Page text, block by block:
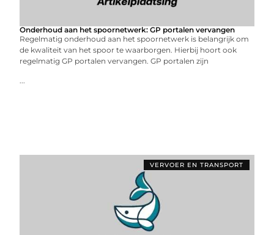
Onderhoud aan het spoornetwerk: GP portalen vervangen
Regelmatig onderhoud aan het spoornetwerk is belangrijk om
de kwaliteit van het spoor te waarborgen. Hierbij hoort ook
regelmatig GP portalen vervangen. GP portalen zijn
...
VERVOER EN TRANSPORT